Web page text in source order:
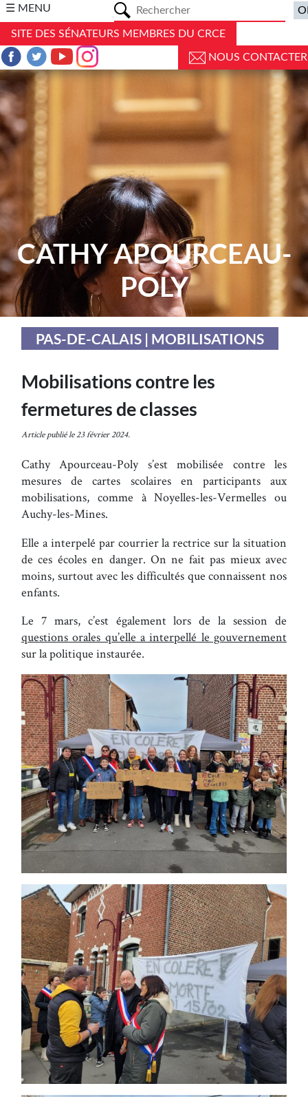
☰ MENU
SITE DES SÉNATEURS MEMBRES DU CRCE
NOUS CONTACTER
CATHY APOURCEAU-
POLY
PAS-DE-CALAIS | MOBILISATIONS
Mobilisations contre les
fermetures de classes
Article publié le 23 février 2024.
Cathy Apourceau-Poly s’est mobilisée contre les
mesures de cartes scolaires en participants aux
mobilisations, comme à Noyelles-les-Vermelles ou
Auchy-les-Mines.
Elle a interpelé par courrier la rectrice sur la situation
de ces écoles en danger. On ne fait pas mieux avec
moins, surtout avec les difficultés que connaissent nos
enfants.
Le 7 mars, c’est également lors de la session de
questions orales qu’elle a interpellé le gouvernement
sur la politique instaurée.